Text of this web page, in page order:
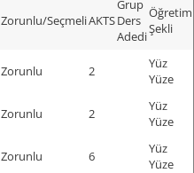
Zorunlu/SeçmeliAKTS
Grup
Ders
Adedi
Öğretim
Şekli
Zorunlu 2
Yüz
Yüze
Zorunlu 2
Yüz
Yüze
Zorunlu 6
Yüz
Yüze